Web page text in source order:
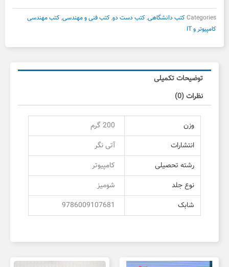
نگر
دست
دوم
عدد
Categoriesکتب دانشگاهی,کتب دست دو,کتب فنی و مهندسی,کتب مهندسی
کامپیوتر و IT
توضیحات تکمیلی
نظرات (0)
وزن
200 گرم
انتشارات
آتی نگر
رشته تحصیلی
کامپیوتر
نوع جلد
شومیز
شابک
9786009107681